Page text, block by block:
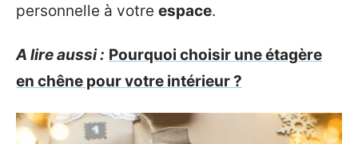
personnelle à votre espace.
A lire aussi : Pourquoi choisir une étagère
en chêne pour votre intérieur ?